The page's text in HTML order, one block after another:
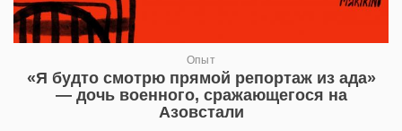
Опыт
«Я будто смотрю прямой репортаж из ада»
— дочь военного, сражающегося на
Азовстали